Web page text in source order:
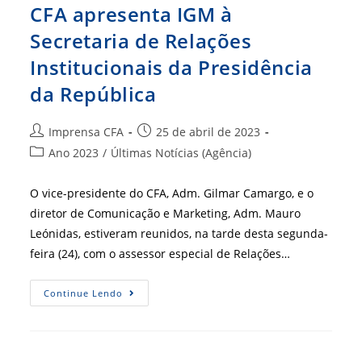
CFA apresenta IGM à
Secretaria de Relações
Institucionais da Presidência
da República
Autor
do
Imprensa CFA
Post
publicado:
25 de abril de 2023
Categoria
post:
Ano 2023 / Últimas Notícias (Agência)
O vice-presidente do CFA, Adm. Gilmar Camargo, e o
diretor de Comunicação e Marketing, Adm. Mauro
Leónidas, estiveram reunidos, na tarde desta segunda-
feira (24), com o assessor especial de Relações…
Continue Lendo CFA
Apresenta